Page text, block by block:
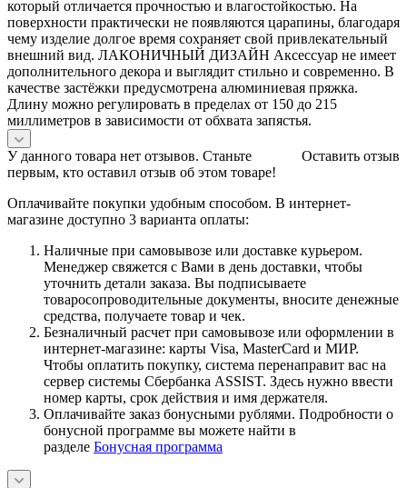
который отличается прочностью и влагостойкостью. На
поверхности практически не появляются царапины, благодаря
чему изделие долгое время сохраняет свой привлекательный
внешний вид. ЛАКОНИЧНЫЙ ДИЗАЙН Аксессуар не имеет
дополнительного декора и выглядит стильно и современно. В
качестве застёжки предусмотрена алюминиевая пряжка.
Длину можно регулировать в пределах от 150 до 215
миллиметров в зависимости от обхвата запястья.
Оставить отзыв
У данного товара нет отзывов. Станьте
первым, кто оставил отзыв об этом товаре!
Оплачивайте покупки удобным способом. В интернет-
магазине доступно 3 варианта оплаты:
Наличные при самовывозе или доставке курьером.
Менеджер свяжется с Вами в день доставки, чтобы
уточнить детали заказа. Вы подписываете
товаросопроводительные документы, вносите денежные
средства, получаете товар и чек.
Безналичный расчет при самовывозе или оформлении в
интернет-магазине: карты Visa, MasterCard и МИР.
Чтобы оплатить покупку, система перенаправит вас на
сервер системы Сбербанка ASSIST. Здесь нужно ввести
номер карты, срок действия и имя держателя.
Оплачивайте заказ бонусными рублями. Подробности о
бонусной программе вы можете найти в
разделе Бонусная программа